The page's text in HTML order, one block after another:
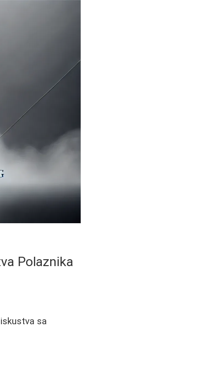
Polaznika
sa